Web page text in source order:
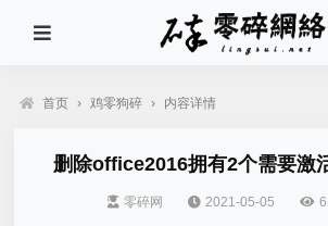
首页 › 鸡零狗碎 › 内容详情
删除office2016拥有2个需要激
零碎网 2021-05-05